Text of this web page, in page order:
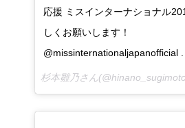
応援 ミスインターナショナル
しくお願いします！
@missinternationaljapanofficial .